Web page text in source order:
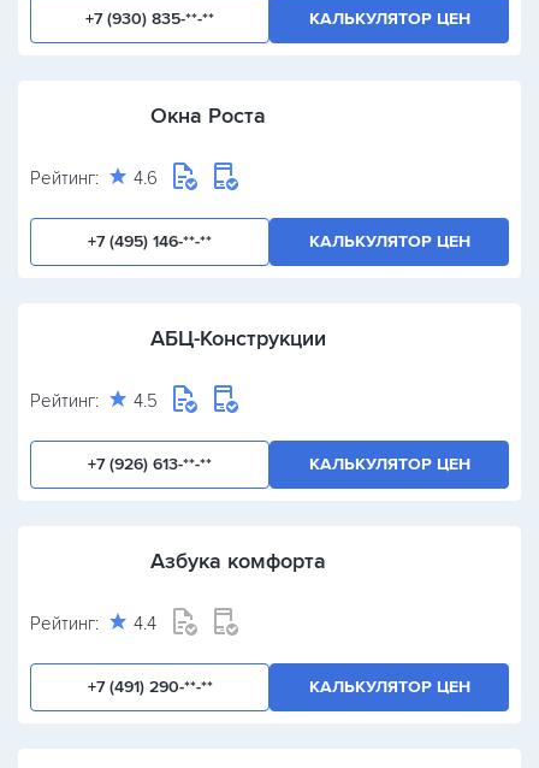
+7 (930) 835-**-** КАЛЬКУЛЯТОР ЦЕН
Окна Роста
Рейтинг: 4.6
+7 (495) 146-**-** КАЛЬКУЛЯТОР ЦЕН
АБЦ-Конструкции
Рейтинг: 4.5
+7 (926) 613-**-** КАЛЬКУЛЯТОР ЦЕН
Азбука комфорта
Рейтинг: 4.4
+7 (491) 290-**-** КАЛЬКУЛЯТОР ЦЕН